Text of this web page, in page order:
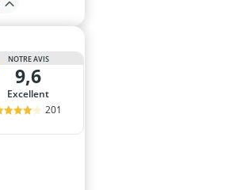
NOTRE AVIS
9,6
Excellent
201